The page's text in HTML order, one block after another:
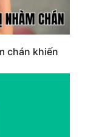
chán khiến